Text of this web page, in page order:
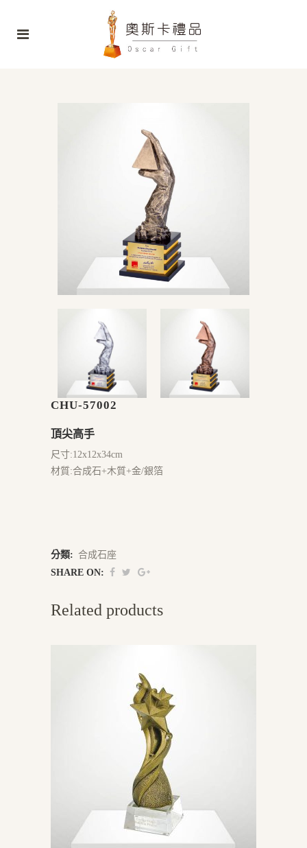
CHU-57002
頂尖高手
尺寸:12x12x34cm
材質:合成石+木質+金/銀箔
分類: 合成石座
SHARE ON:
Related products